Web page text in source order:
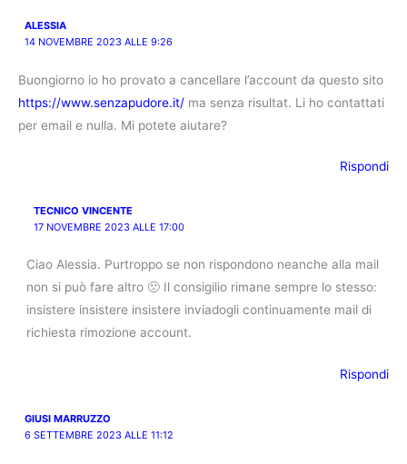
ALESSIA
14 NOVEMBRE 2023 ALLE 9:26
Buongiorno io ho provato a cancellare l’account da questo sito
https://www.senzapudore.it/ ma senza risultat. Li ho contattati
per email e nulla. Mi potete aiutare?
Rispondi
TECNICO VINCENTE
17 NOVEMBRE 2023 ALLE 17:00
Ciao Alessia. Purtroppo se non rispondono neanche alla mail
non si può fare altro 🙁 Il consigilio rimane sempre lo stesso:
insistere insistere insistere inviadogli continuamente mail di
richiesta rimozione account.
Rispondi
GIUSI MARRUZZO
6 SETTEMBRE 2023 ALLE 11:12